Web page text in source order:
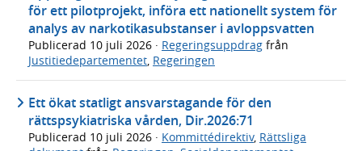
för ett pilotprojekt, införa ett nationellt system för
analys av narkotikasubstanser i avloppsvatten
Publicerad 10 juli 2026 · Regeringsuppdrag från
Justitiedepartementet, Regeringen
Ett ökat statligt ansvarstagande för den
rättspsykiatriska vården, Dir.2026:71
Publicerad 10 juli 2026 · Kommittédirektiv, Rättsliga